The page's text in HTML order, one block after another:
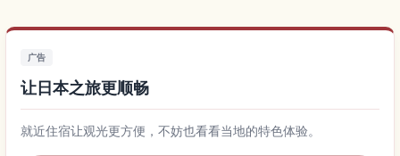
广告
让日本之旅更顺畅
就近住宿让观光更方便，不妨也看看当地的特色体验。